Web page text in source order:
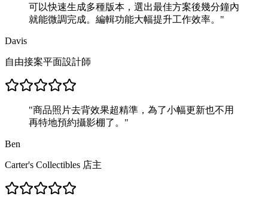
可以快速生成多種版本，選出最佳方案後幾分鐘內
就能微調完成。編輯功能大幅提升工作效率。 "
Davis
自由接案平面設計師
"商品照片去背效果超精準，為了小幅更新也不用
再特地預約攝影棚了。 "
Ben
Carter's Collectibles 店主